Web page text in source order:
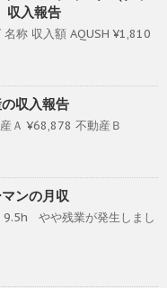
収入報告
称 収入額 AQUSH ¥1,810
収入報告
Ａ ¥68,878 不動産Ｂ
ンの月収
やや残業が発生しまし